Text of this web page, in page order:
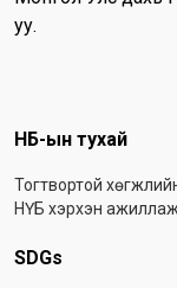
уу.
Footer menu
НҮБ-ын тухай
Тогтвортой
НҮБ хэрхэн ажиллаж
SDGs